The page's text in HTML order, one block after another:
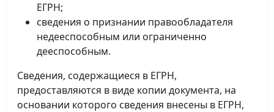
ЕГРН;
сведения о признании правообладателя
недееспособным или ограниченно
дееспособным.
Сведения, содержащиеся в ЕГРН,
предоставляются в виде копии документа, на
основании которого сведения внесены в ЕГРН,